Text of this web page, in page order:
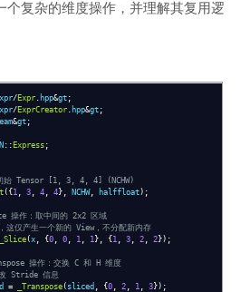
个复杂的维度操作，并理解其复用逻
/Expr . hpp&gt ;
/ExprCreator . hpp&gt ;
&gt ;
:: Express ;
始 Tensor [1, 3, 4, 4] (NCHW)
({1 , 3 , 4 , 4}, NCHW, halffloat);
作：取中间的 2x2 区域
仅产生一个新的 View，不分配新内存
_Slice (x , {0 , 0 , 1 , 1}, {1 , 3 , 2 , 2});
操作：交换 C 和 H 维度
Stride 信息
= _Transpose ( sliced , {0 , 2 , 1 , 3});